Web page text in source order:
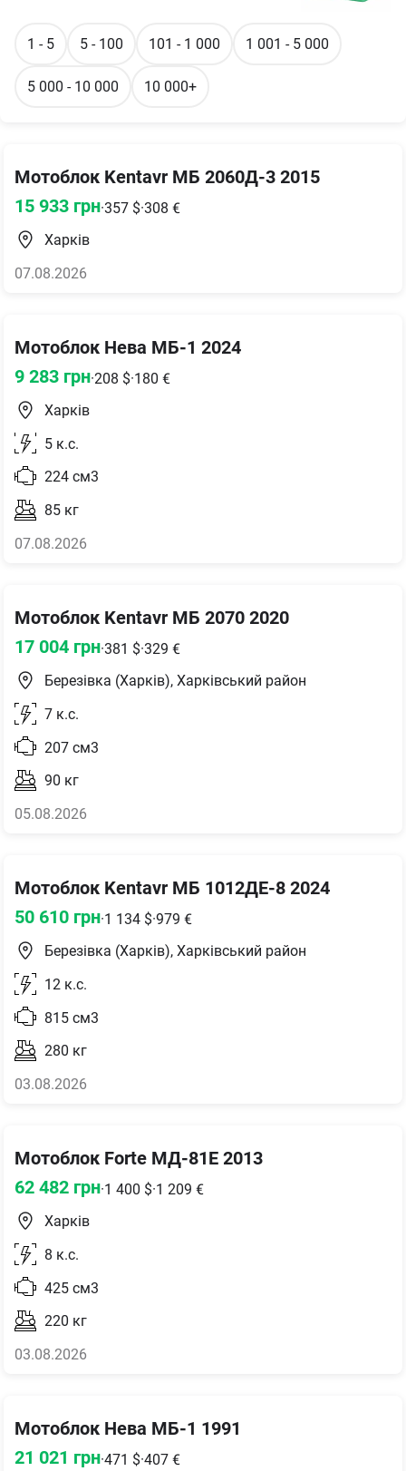
Мотоблок Kentavr МБ 2060Д-3 2015
15 933 грн·357 $·308 €
Харків
07.08.2026
Мотоблок Нева МБ-1 2024
9 283 грн·208 $·180 €
Харків
5 к.с.
224 см3
85 кг
07.08.2026
Мотоблок Kentavr МБ 2070 2020
17 004 грн·381 $·329 €
Березівка (Харків), Харківський район
7 к.с.
207 см3
90 кг
05.08.2026
Мотоблок Kentavr МБ 1012ДЕ-8 2024
50 610 грн·1 134 $·979 €
Березівка (Харків), Харківський район
12 к.с.
815 см3
280 кг
03.08.2026
Мотоблок Forte МД-81Е 2013
62 482 грн·1 400 $·1 209 €
Харків
8 к.с.
425 см3
220 кг
03.08.2026
Мотоблок Нева МБ-1 1991
21 021 грн·471 $·407 €
1 - 5 5 - 100 101 - 1 000 1 001 - 5 000
5 000 - 10 000 10 000+